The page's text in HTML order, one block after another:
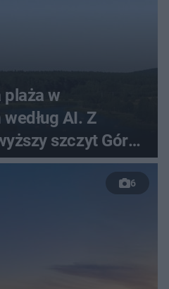
plaża w
AI. Z
szczyt Gór
6